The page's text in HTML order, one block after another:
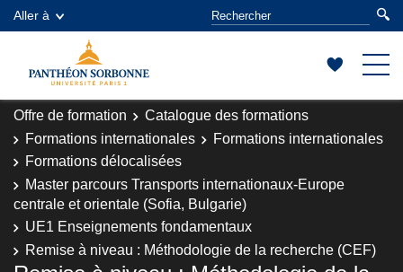
Aller à
Offre de formation
Catalogue des formations
Formations internationales
Formations internationales
Formations délocalisées
Master parcours Transports internationaux-Europe
centrale et orientale (Sofia, Bulgarie)
UE1 Enseignements fondamentaux
Remise à niveau : Méthodologie de la recherche (CEF)